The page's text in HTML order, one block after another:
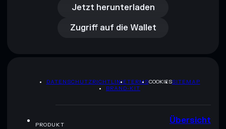
Jetzt herunterladen
Zugriff auf die Wallet
Zugriff auf die Wallet
DATENSCHUTZRICHTLINIETERMSCOOKIESSITEMAP
BRAND-KIT
PRODUKT Übersicht